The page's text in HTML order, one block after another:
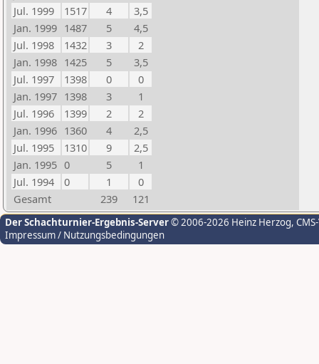
Jul. 1999
1517 4
3,5
Jan. 1999 1487 5
4,5
Jul. 1998
1432 3
2
Jan. 1998 1425 5
3,5
Jul. 1997
1398 0
0
Jan. 1997 1398 3
1
Jul. 1996
1399 2
2
Jan. 1996 1360 4
2,5
Jul. 1995
1310 9
2,5
Jan. 1995 0 5
1
Jul. 1994
0 1
0
Gesamt
239 121
Der Schachturnier-Ergebnis-Server© 2006-2026 Heinz Herzog,
Impressum / Nutzungsbedingungen